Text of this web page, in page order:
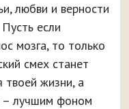
любви и верности
если
мозга, то только
смех станет
жизни, а
– лучшим фоном